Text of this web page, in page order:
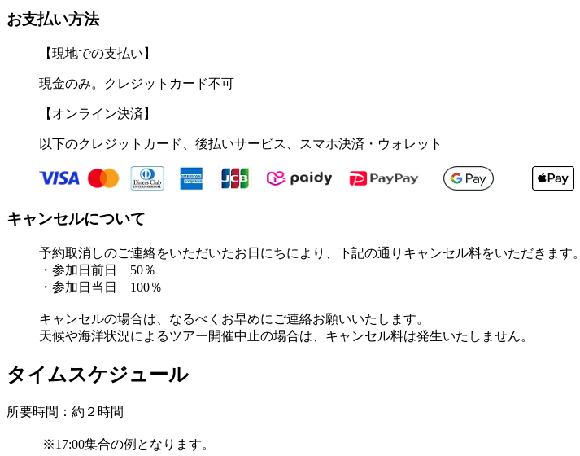
お支払い方法
【現地での支払い】
現金のみ。クレジットカード不可
【オンライン決済】
以下のクレジットカード、後払いサービス、スマホ決済・ウォレット
キャンセルについて
予約取消しのご連絡をいただいたお日にちにより、下記の通りキャンセル料をいただきます。
・参加日前日 50％
・参加日当日 100％
キャンセルの場合は、なるべくお早めにご連絡お願いいたします。
天候や海洋状況によるツアー開催中止の場合は、キャンセル料は発生いたしません。
タイムスケジュール
所要時間：約２時間
※17:00集合の例となります。